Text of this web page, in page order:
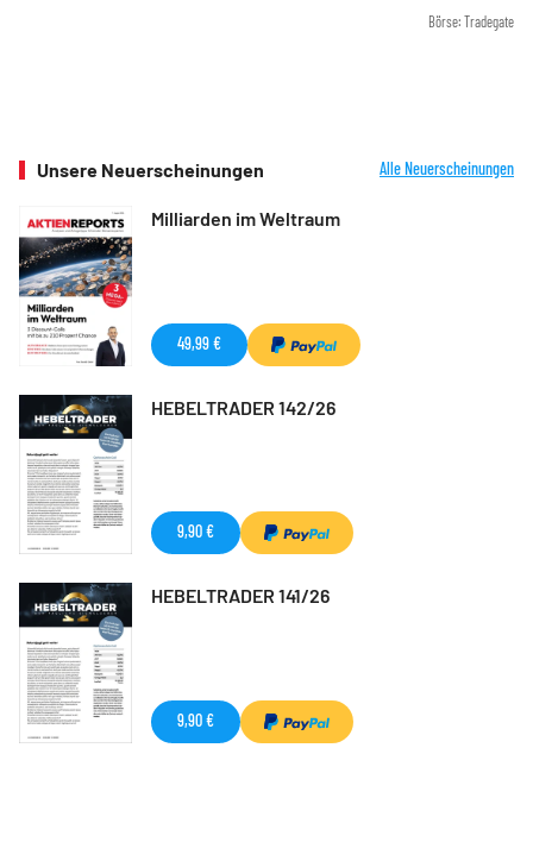
Börse: Tradegate
Unsere Neuerscheinungen Alle Neuerscheinungen
Milliarden im Weltraum
49,99 €
HEBELTRADER 142/26
9,90 €
HEBELTRADER 141/26
9,90 €